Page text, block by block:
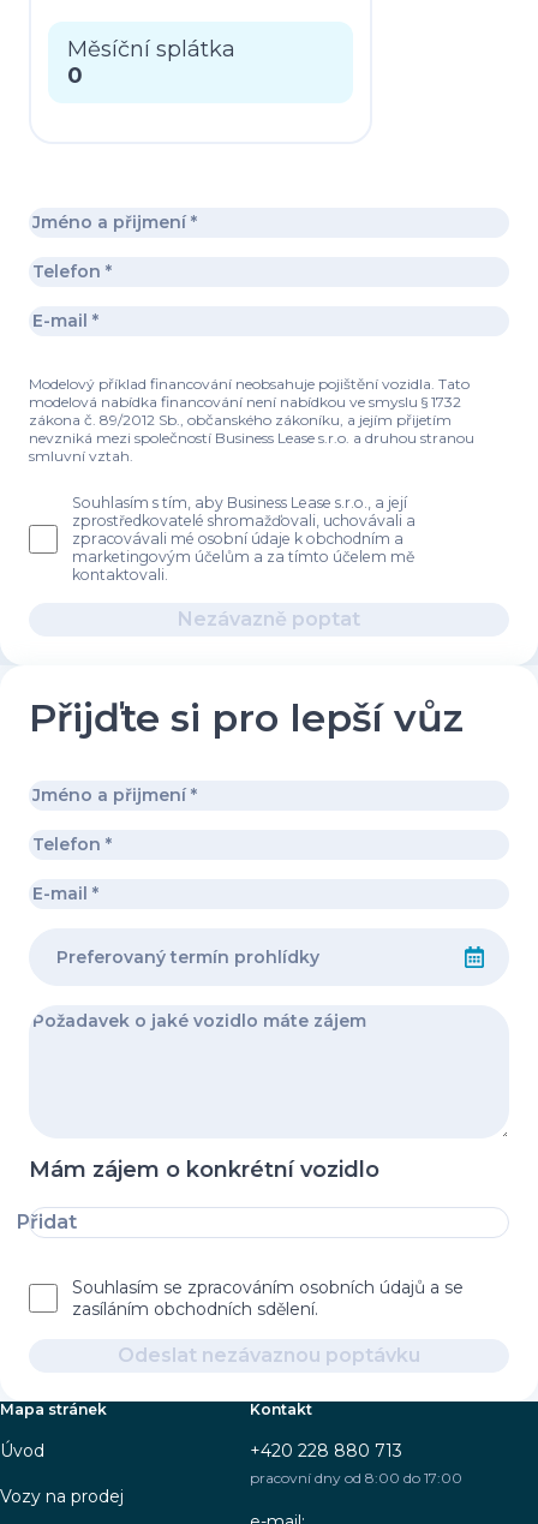
Měsíční splátka
0
Modelový příklad financování neobsahuje pojištění vozidla. Tato
modelová nabídka financování není nabídkou ve smyslu § 1732
zákona č. 89/2012 Sb., občanského zákoníku, a jejím přijetím
nevzniká mezi společností Business Lease s.r.o. a druhou stranou
smluvní vztah.
Souhlasím s tím, aby Business Lease s.r.o., a její
zprostředkovatelé shromažďovali, uchovávali a
zpracovávali mé osobní údaje k obchodním a
marketingovým účelům a za tímto účelem mě
kontaktovali.
Nezávazně poptat
Přijďte si pro lepší vůz
Mám zájem o konkrétní vozidlo
Přidat
Souhlasím se zpracováním osobních údajů a se
zasíláním obchodních sdělení.
Odeslat nezávaznou poptávku
Mapa stránek
Úvod
Vozy na prodej
Kontakt
+420 228 880 713
pracovní dny od 8:00 do 17:00